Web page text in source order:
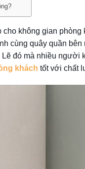
không gian
cùng quây quần
đó mà nhiều người
khách tốt với chất